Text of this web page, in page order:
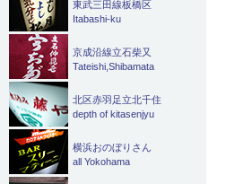
東武三田線板橋区
Itabashi-ku
京成沿線立石柴又
Tateishi,Shibamata
北区赤羽足立北千住
depth of kitasenjyu
横浜おのぼりさん
all Yokohama